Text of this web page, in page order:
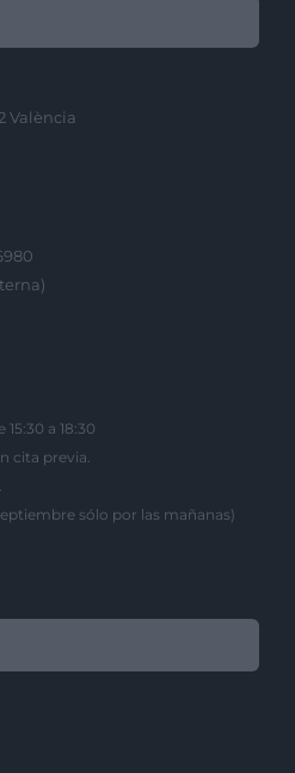
València
15:30 a 18:30
cita previa.
sólo por las mañanas)